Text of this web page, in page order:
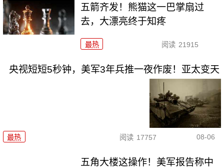
五箭齐发！熊猫这一巴掌扇过
去，大漂亮终于知疼
最热 阅读 21915
央视短短5秒钟，美军3年兵推一夜作废！亚太变天
最热 阅读 17757 08-06
五角大楼这操作！美军报告称中